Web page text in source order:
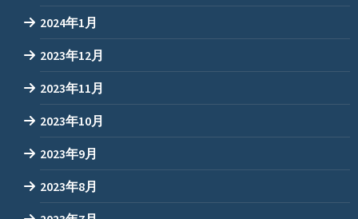
2024年1月
2023年12月
2023年11月
2023年10月
2023年9月
2023年8月